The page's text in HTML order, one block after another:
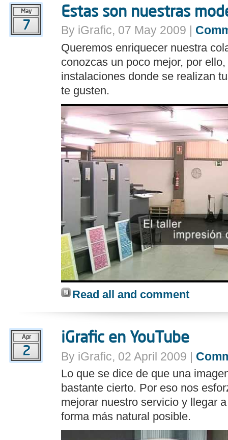
May
7
Estas son nuestras
By iGrafic, 07 May 2009 |
Queremos enriquecer nuestra
conozcas un poco mejor, por
instalaciones donde se realizan
te gusten.
Read all and comment
Apr
2
iGrafic en YouTube
By iGrafic, 02 April 2009 |
Lo que se dice de que una
bastante cierto. Por eso nos
mejorar nuestro servicio y llegar
forma más natural posible.